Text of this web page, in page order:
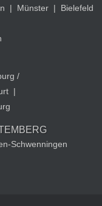
| Münster |
Bielefeld
/
|
Schwenningen